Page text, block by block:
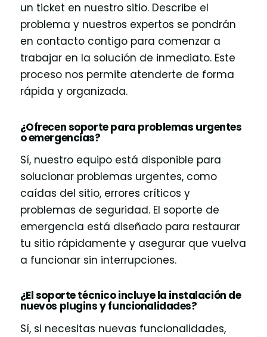
un ticket en nuestro sitio. Describe el
problema y nuestros expertos se pondrán
en contacto contigo para comenzar a
trabajar en la solución de inmediato. Este
proceso nos permite atenderte de forma
rápida y organizada.
¿Ofrecen soporte para problemas urgentes
o emergencias?
Sí, nuestro equipo está disponible para
solucionar problemas urgentes, como
caídas del sitio, errores críticos y
problemas de seguridad. El soporte de
emergencia está diseñado para restaurar
tu sitio rápidamente y asegurar que vuelva
a funcionar sin interrupciones.
¿El soporte técnico incluye la instalación de
nuevos plugins y funcionalidades?
Sí, si necesitas nuevas funcionalidades,